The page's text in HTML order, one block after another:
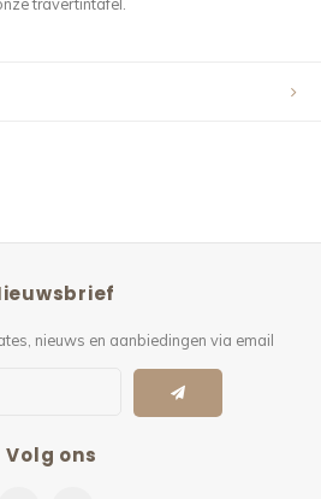
nieuws en aanbiedingen via email
Volg ons